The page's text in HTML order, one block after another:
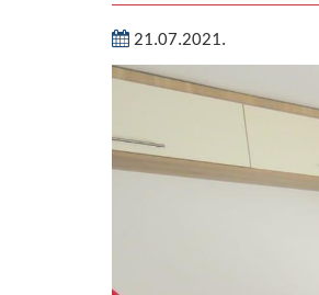
21.07.2021.